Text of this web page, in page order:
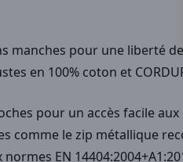
manches pour une liberté
en 100% coton et
pour un accès facile
comme le zip métallique
EN